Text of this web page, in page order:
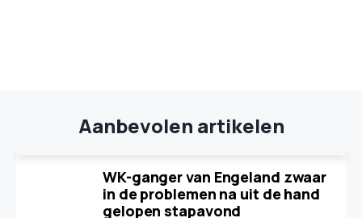
Aanbevolen artikelen
WK-ganger van Engeland zwaar
in de problemen na uit de hand
gelopen stapavond